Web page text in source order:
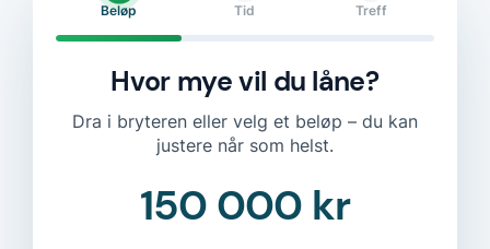
Beløp Tid Treff
Hvor mye vil du låne?
Dra i bryteren eller velg et beløp – du kan
justere når som helst.
150 000 kr